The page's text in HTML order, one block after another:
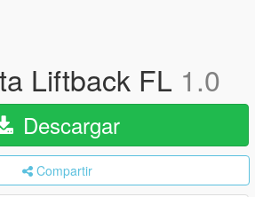
Liftback FL 1.0
Descargar
Compartir